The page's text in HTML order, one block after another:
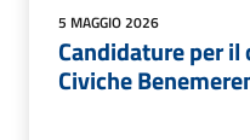
5 MAGGIO 2026
Candidature per
Civiche